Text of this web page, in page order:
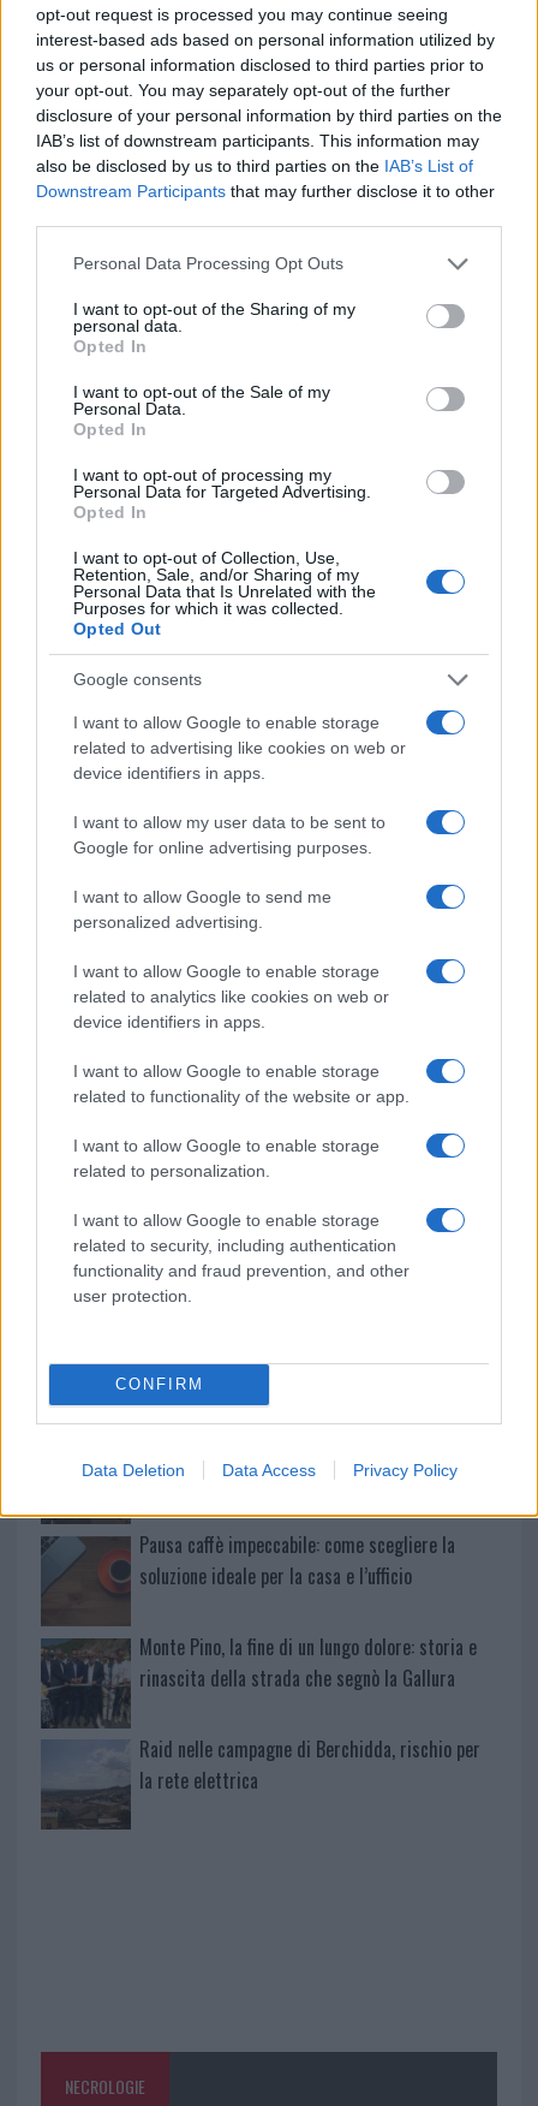
opt-out request is processed you may continue seeing
interest-based ads based on personal information utilized by
us or personal information disclosed to third parties prior to
your opt-out. You may separately opt-out of the further
disclosure of your personal information by third parties on the
IAB’s list of downstream participants. This information may
also be disclosed by us to third parties on the IAB’s List of
Downstream Participants that may further disclose it to other
Please note that this website/app uses one or more Google
not limited to your visit or usage behaviour. You may click to
grant or deny consent to Google and its third-party tags to
use your data for below specified purposes in below Google
consent section.
Personal Data Processing Opt Outs
I want to opt-out of the Sharing of my
personal data.
Opted In
I want to opt-out of the Sale of my
Personal Data.
Opted In
I want to opt-out of processing my
Personal Data for Targeted Advertising.
Opted In
I want to opt-out of Collection, Use,
Retention, Sale, and/or Sharing of my
Personal Data that Is Unrelated with the
Purposes for which it was collected.
Opted Out
Google consents
I want to allow Google to enable storage
related to advertising like cookies on web or
device identifiers in apps.
I want to allow my user data to be sent to
Google for online advertising purposes.
I want to allow Google to send me
personalized advertising.
I want to allow Google to enable storage
related to analytics like cookies on web or
device identifiers in apps.
I want to allow Google to enable storage
related to functionality of the website or app.
I want to allow Google to enable storage
related to personalization.
I want to allow Google to enable storage
related to security, including authentication
functionality and fraud prevention, and other
user protection.
CONFIRM
Data Deletion Data Access Privacy Policy
Puoi effettuare l'accesso andando nella
sezioneLogindal menù del sito o
cliccandoqui
TEMI: Notizie Gallura Notizie Sardegna
Notizie in tempo reale?
Entra nel canale telegram di
Inviaci le tue segnalazioni,
Su WhatsApp al numero +39
345 356 7512
Ricevi le nostre ultime news
F
a
ce
b
o
k
T
w
it
te
r
Pi
n
te
re
st
W
h
at
s
A
p
p
S
h
re
Articolo precedente
Prossimo articolo
NOTIZIE RECENTI
Le previsioni meteo per il weekend a Olbia e in
Gallura
Michelle Hunziker in Gallura, bella anche dal
vivo: un amico vip svela come fa
accoglienza minori chiude
esplode la protesta
Pausa caffè impeccabile: come scegliere la
soluzione ideale per la casa e l’ufficio
Monte Pino, la fine di un lungo dolore: storia e
rinascita della strada che segnò la Gallura
Raid nelle campagne di Berchidda, rischio per
la rete elettrica
NECROLOGIE